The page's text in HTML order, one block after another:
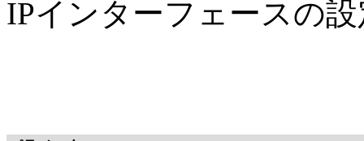
IPインターフェースの